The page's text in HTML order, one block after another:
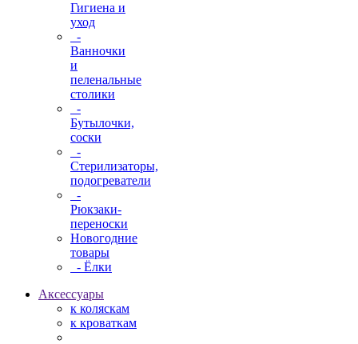
Гигиена и
уход
-
Ванночки
и
пеленальные
столики
-
Бутылочки,
соски
-
Стерилизаторы,
подогреватели
-
Рюкзаки-
переноски
Новогодние
товары
- Ёлки
Аксессуары
к коляскам
к кроваткам